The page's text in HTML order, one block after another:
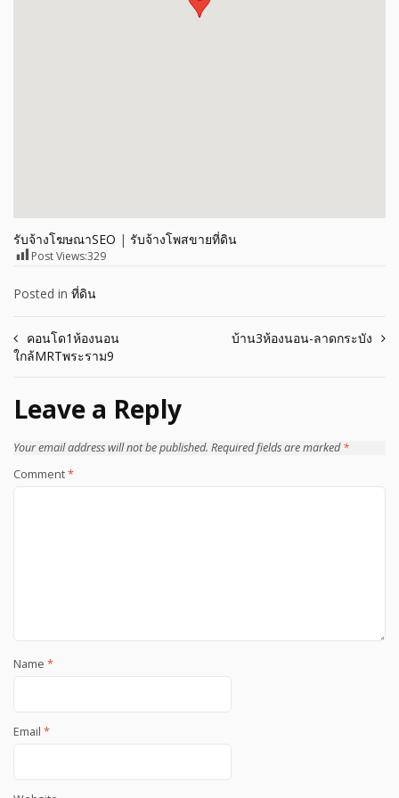
รับจ้างโฆษณาSEO | รับจ้างโพสขายที่ดิน
Post Views:329
Posted in ที่ดิน
Post
คอนโด1ห้องนอน
ใกล้MRTพระราม9
บ้าน3ห้องนอน-ลาดกระบัง
Leave a Reply
Your email address will not be published. Required fields are marked*
Comment*
Name *
Email *